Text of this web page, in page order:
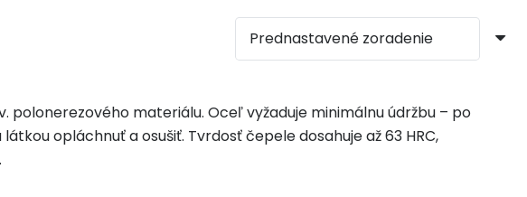
polonerezového materiálu. Oceľ vyžaduje minimálnu údržbu – po
opláchnuť a osušiť. Tvrdosť čepele dosahuje až 63 HRC,